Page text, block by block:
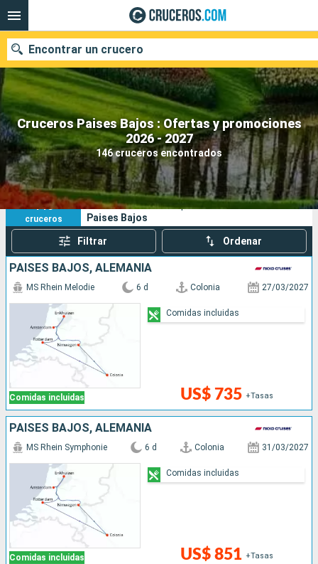
Cruceros Paises Bajos : Ofertas y promociones
2026 - 2027
146 cruceros encontrados
Encontrar un crucero
Nuestros destinos
Fecha de salida
Puertos Compañías
Buscar
146
cruceros
Sus criterios de búsqueda:
Paises Bajos
Filtrar Ordenar
PAISES BAJOS, ALEMANIA
Comidas incluidas
MS Rhein Melodie 6 d Colonia 27/03/2027
US$ 735 +Tasas
Comidas incluidas
PAISES BAJOS, ALEMANIA
Comidas incluidas
MS Rhein Symphonie 6 d Colonia 31/03/2027
US$ 851 +Tasas
Comidas incluidas